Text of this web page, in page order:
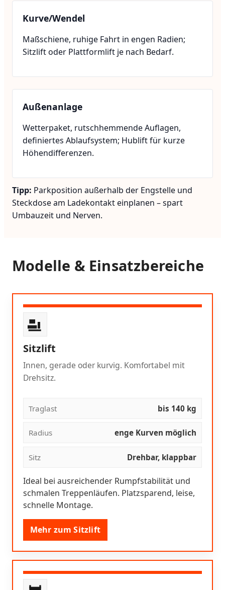
Kurve/Wendel
Maßschiene, ruhige Fahrt in engen Radien;
Sitzlift oder Plattformlift je nach Bedarf.
Außenanlage
Wetterpaket, rutschhemmende Auflagen,
definiertes Ablaufsystem; Hublift für kurze
Höhendifferenzen.
Tipp: Parkposition außerhalb der Engstelle und
Steckdose am Ladekontakt einplanen – spart
Umbauzeit und Nerven.
Modelle & Einsatzbereiche
Sitzlift
Innen, gerade oder kurvig. Komfortabel mit
Drehsitz.
Traglast bis 140 kg
Radius enge Kurven möglich
Sitz Drehbar, klappbar
Ideal bei ausreichender Rumpfstabilität und
schmalen Treppenläufen. Platzsparend, leise,
schnelle Montage.
Mehr zum Sitzlift